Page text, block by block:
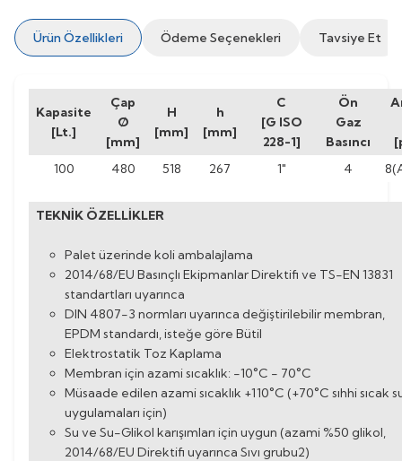
Ürün Özellikleri Ödeme Seçenekleri Tavsiye Et
Kapasite
[Lt.]
Çap
Ø
[mm]
H
[mm]
h
[mm]
C
[G ISO
228-1]
Ön
Gaz
Basıncı
100
480 518 267 1" 4
TEKNİK ÖZELLİKLER
Palet üzerinde koli ambalajlama
2014/68/EU Basınçlı Ekipmanlar Direktifi ve TS-EN 13831
standartları uyarınca
DIN 4807-3 normları uyarınca değiştirilebilir membran,
EPDM standardı, isteğe göre Bütil
Elektrostatik Toz Kaplama
Membran için azami sıcaklık: -10°C - 70°C
Müsaade edilen azami sıcaklık +110°C (+70°C sıhhi sıcak
uygulamaları için)
Su ve Su-Glikol karışımları için uygun (azami %50 glikol,
2014/68/EU Direktifi uyarınca Sıvı grubu2)